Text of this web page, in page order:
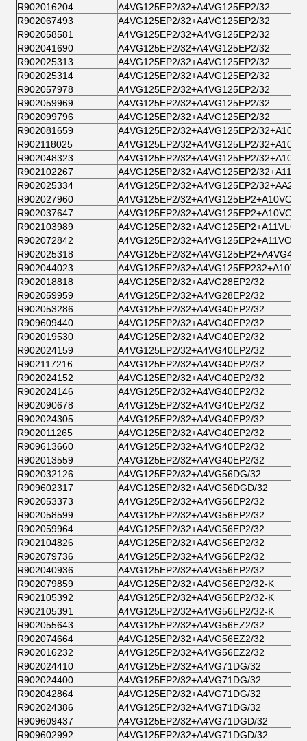
R902016204
A4VG125EP2/32+A4VG125EP2/32
R902067493
A4VG125EP2/32+A4VG125EP2/32
R902058581
A4VG125EP2/32+A4VG125EP2/32
R902041690
A4VG125EP2/32+A4VG125EP2/32
R902025313
A4VG125EP2/32+A4VG125EP2/32
R902025314
A4VG125EP2/32+A4VG125EP2/32
R902057978
A4VG125EP2/32+A4VG125EP2/32
R902059969
A4VG125EP2/32+A4VG125EP2/32
R902099796
A4VG125EP2/32+A4VG125EP2/32
R902081659
A4VG125EP2/32+A4VG125EP2/
R902118025
A4VG125EP2/32+A4VG125EP2/
R902048323
A4VG125EP2/32+A4VG125EP2/
R902102267
A4VG125EP2/32+A4VG125EP2/
R902025334
A4VG125EP2/32+A4VG125EP2/
R902027960
A4VG125EP2/
R902037647
A4VG125EP2/
R902103989
A4VG125EP2/
R902072842
A4VG125EP2/
R902025318
A4VG125EP2/
R902044023
A4VG125EP2/
R902018818
A4VG125EP2/32+A4VG28EP2/32
R902059959
A4VG125EP2/32+A4VG28EP2/32
R902053286
A4VG125EP2/32+A4VG40EP2/32
R909609440
A4VG125EP2/32+A4VG40EP2/32
R902019530
A4VG125EP2/32+A4VG40EP2/32
R902024159
A4VG125EP2/32+A4VG40EP2/32
R902117216
A4VG125EP2/32+A4VG40EP2/32
R902024152
A4VG125EP2/32+A4VG40EP2/32
R902024146
A4VG125EP2/32+A4VG40EP2/32
R902090678
A4VG125EP2/32+A4VG40EP2/32
R902024305
A4VG125EP2/32+A4VG40EP2/32
R902011265
A4VG125EP2/32+A4VG40EP2/32
R909613660
A4VG125EP2/32+A4VG40EP2/32
R902013559
A4VG125EP2/32+A4VG40EP2/32
R902032126
A4VG125EP2/32+A4VG56DG/32
R909602317
A4VG125EP2/32+A4VG56DGD/32
R902053373
A4VG125EP2/32+A4VG56EP2/32
R902058599
A4VG125EP2/32+A4VG56EP2/32
R902059964
A4VG125EP2/32+A4VG56EP2/32
R902104826
A4VG125EP2/32+A4VG56EP2/32
R902079736
A4VG125EP2/32+A4VG56EP2/32
R902040936
A4VG125EP2/32+A4VG56EP2/32
R902079859
A4VG125EP2/32+A4VG56EP2/32-K
R902105392
A4VG125EP2/32+A4VG56EP2/32-K
R902105391
A4VG125EP2/32+A4VG56EP2/32-K
R902055643
A4VG125EP2/32+A4VG56EZ2/32
R902074664
A4VG125EP2/32+A4VG56EZ2/32
R902016232
A4VG125EP2/32+A4VG56EZ2/32
R902024410
A4VG125EP2/32+A4VG71DG/32
R902024400
A4VG125EP2/32+A4VG71DG/32
R902042864
A4VG125EP2/32+A4VG71DG/32
R902024386
A4VG125EP2/32+A4VG71DG/32
R909609437
A4VG125EP2/32+A4VG71DGD/32
R909602992
A4VG125EP2/32+A4VG71DGD/32